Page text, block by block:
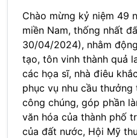
Chào mừng kỷ niệm 49
miền Nam, thống nhất
30/04/2024), nhằm
tạo, tôn vinh thành quả
các họa sĩ, nhà điêu
phục vụ nhu cầu
công chúng, góp phần
văn hóa của thành phố
của đất nước, Hội Mỹ